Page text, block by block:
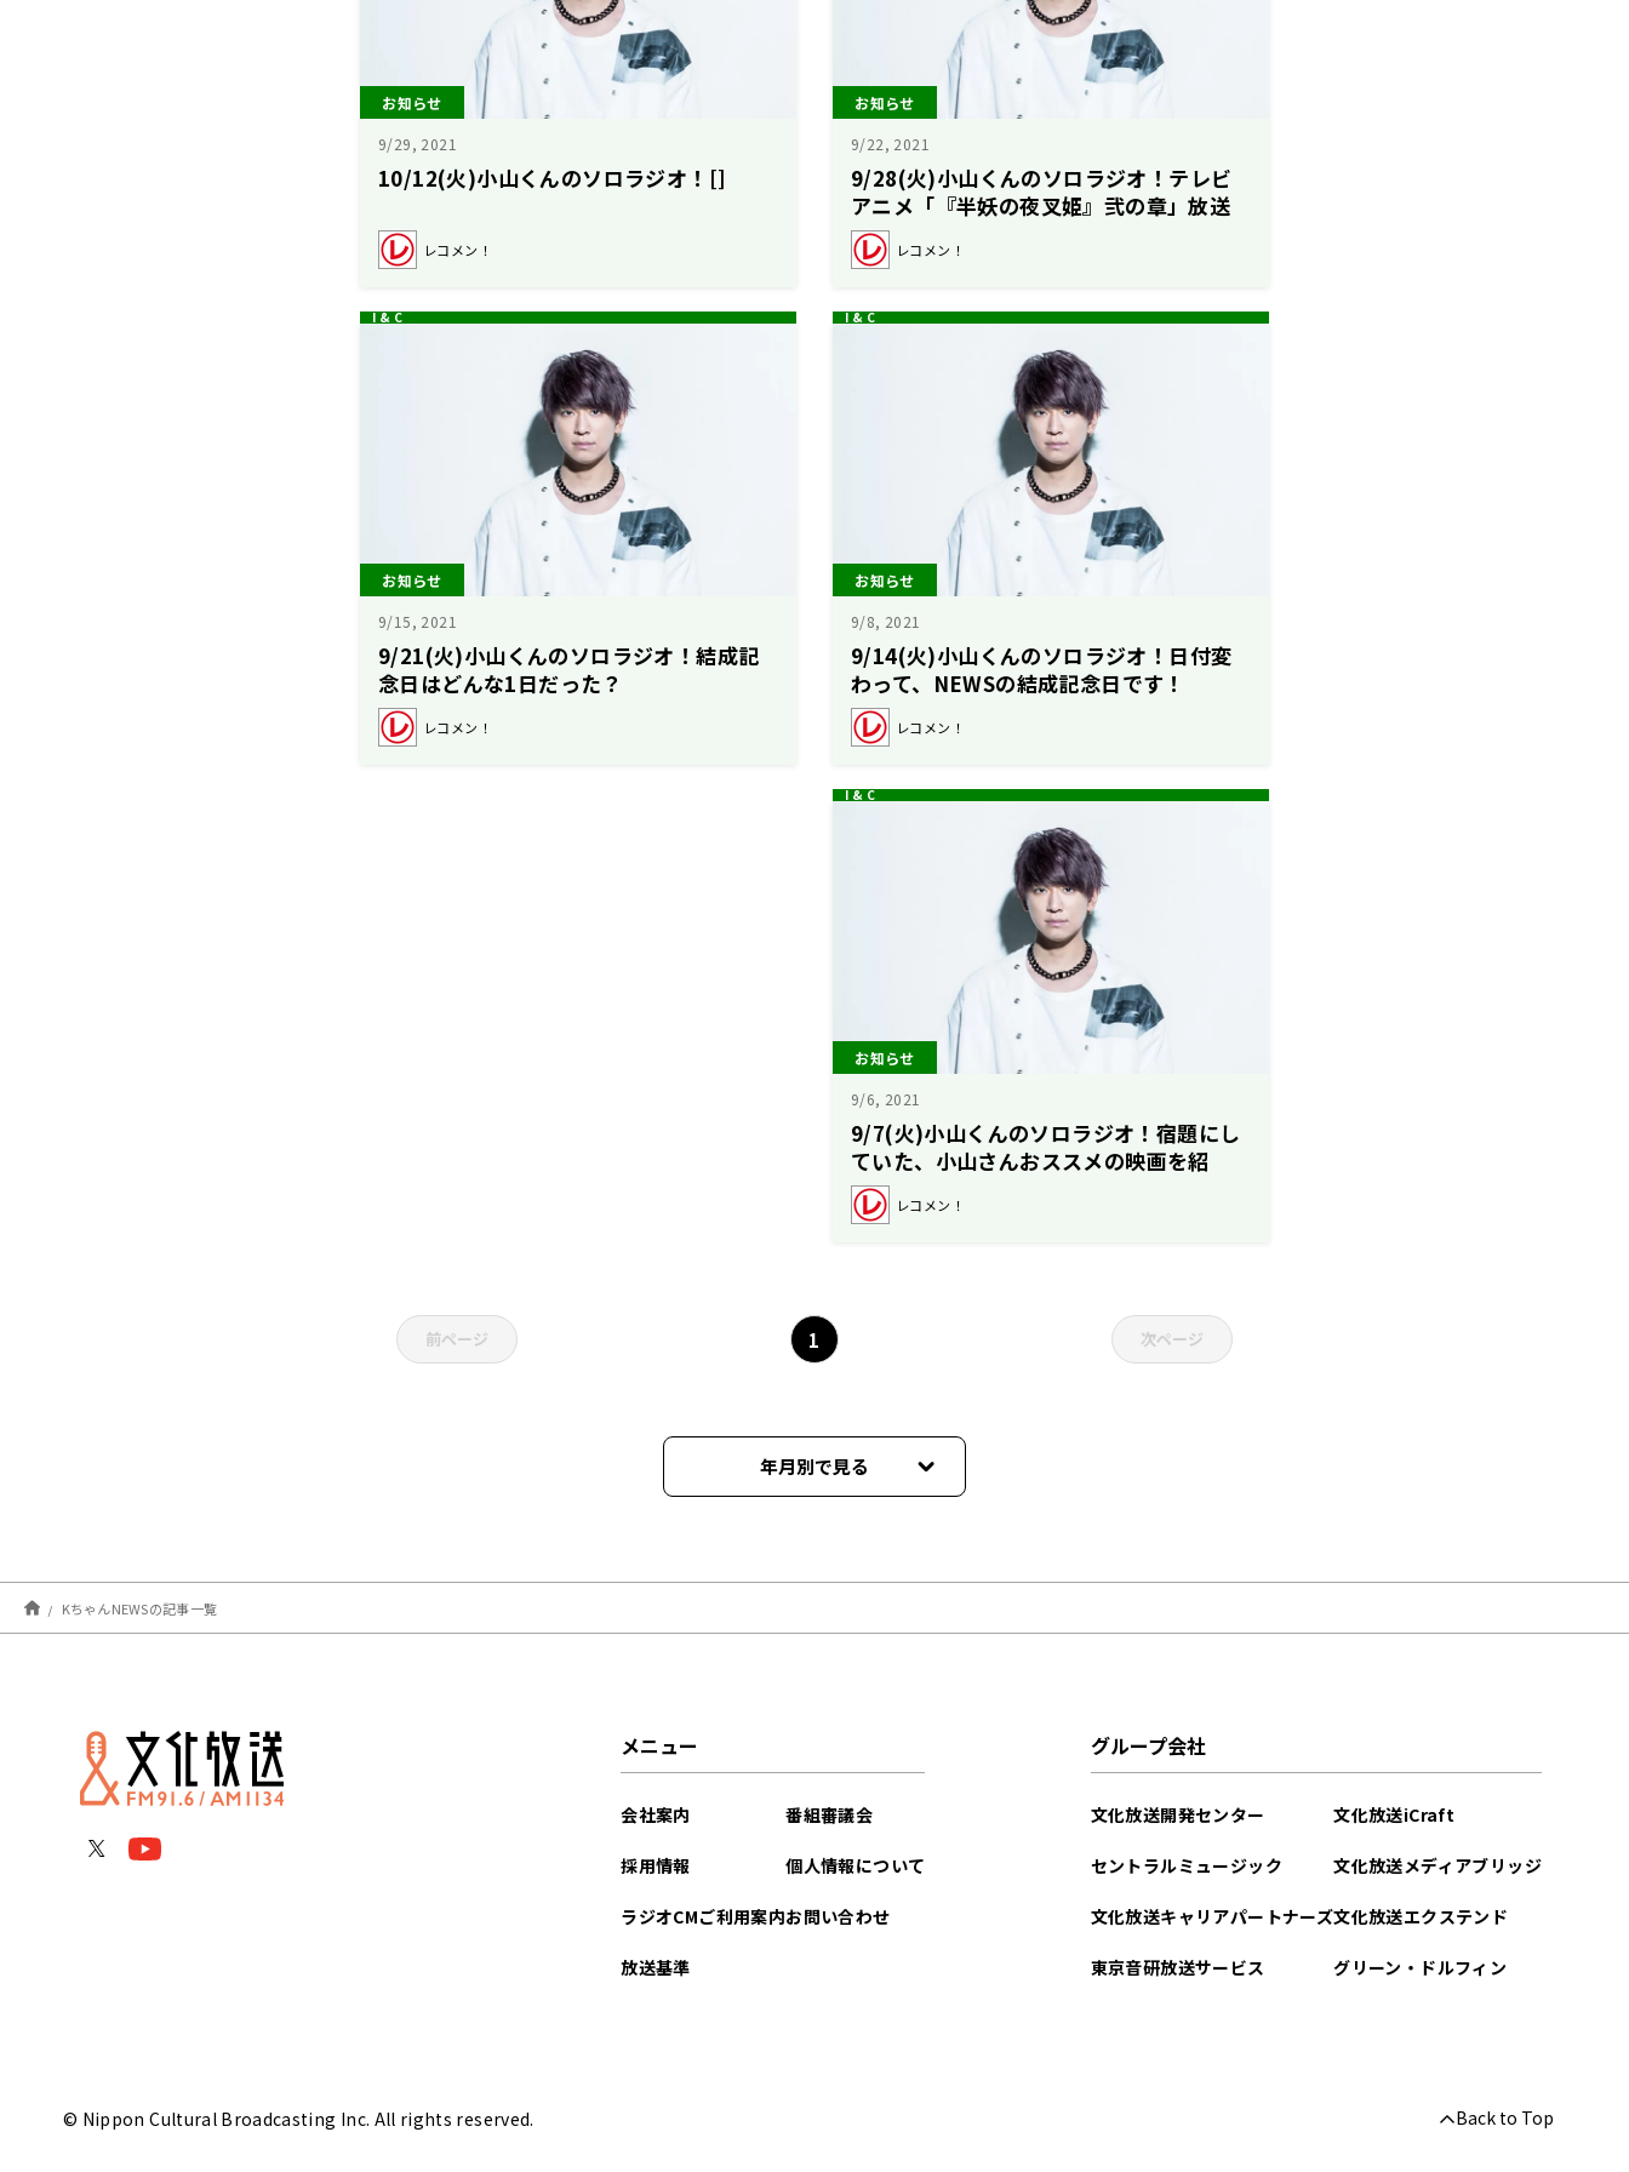
お知らせ
9/29, 2021
10/12(火)小山くんのソロラジオ！[]
レコメン！
お知らせ
9/22, 2021
9/28(火)小山くんのソロラジオ！テレビ
アニメ「『半妖の夜叉姫』弐の章」放送
直前です！
レコメン！
お知らせ
9/15, 2021
9/21(火)小山くんのソロラジオ！結成記
念日はどんな1日だった？
レコメン！
お知らせ
9/8, 2021
9/14(火)小山くんのソロラジオ！日付変
わって、NEWSの結成記念日です！
レコメン！
お知らせ
9/6, 2021
9/7(火)小山くんのソロラジオ！宿題にし
ていた、小山さんおススメの映画を紹
介！
レコメン！
前ページ 1 次ページ
年月別で見る
2023年11月
2023年10月
KちゃんNEWSの記事一覧
メニュー
会社案内
採用情報
ラジオCMご利用案内
放送基準
番組審議会
個人情報について
お問い合わせ
グループ会社
文化放送開発センター
セントラルミュージック
文化放送キャリアパートナーズ
東京音研放送サービス
文化放送iCraft
文化放送メディアブリッジ
文化放送エクステンド
グリーン・ドルフィン
© Nippon Cultural Broadcasting Inc. All rights reserved. Back to Top